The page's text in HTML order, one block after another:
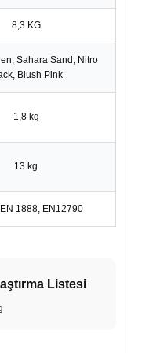
8,3 KG
Sahara Sand, Nitro
Blush Pink
1,8 kg
13 kg
1888, EN12790
Listesi